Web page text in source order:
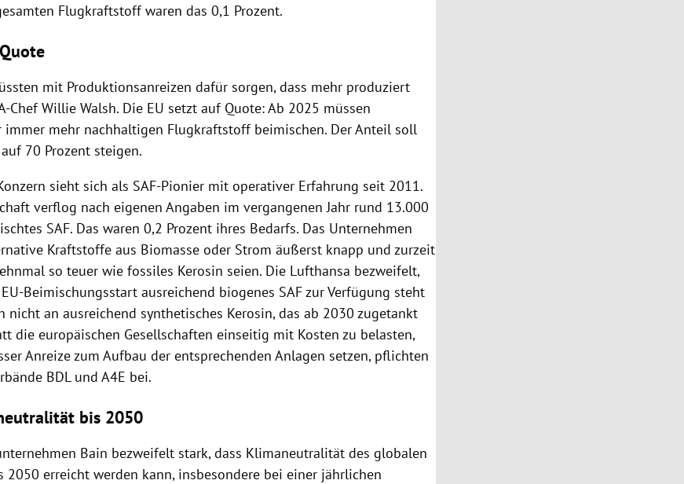
Flugkraftstoff waren das 0,1 Prozent.
mit Produktionsanreizen dafür sorgen, dass mehr produziert
Chef Willie Walsh. Die EU setzt auf Quote: Ab 2025 müssen
immer mehr nachhaltigen Flugkraftstoff beimischen. Der Anteil soll
70 Prozent steigen.
sieht sich als SAF-Pionier mit operativer Erfahrung seit 2011.
verflog nach eigenen Angaben im vergangenen Jahr rund 13.000
SAF. Das waren 0,2 Prozent ihres Bedarfs. Das Unternehmen
Kraftstoffe aus Biomasse oder Strom äußerst knapp und zurzeit
so teuer wie fossiles Kerosin seien. Die Lufthansa bezweifelt,
Beimischungsstart ausreichend biogenes SAF zur Verfügung steht
nicht an ausreichend synthetisches Kerosin, das ab 2030 zugetankt
die europäischen Gesellschaften einseitig mit Kosten zu belasten,
Anreize zum Aufbau der entsprechenden Anlagen setzen, pflichten
BDL und A4E bei.
bis 2050
Bain bezweifelt stark, dass Klimaneutralität des globalen
2050 erreicht werden kann, insbesondere bei einer jährlichen